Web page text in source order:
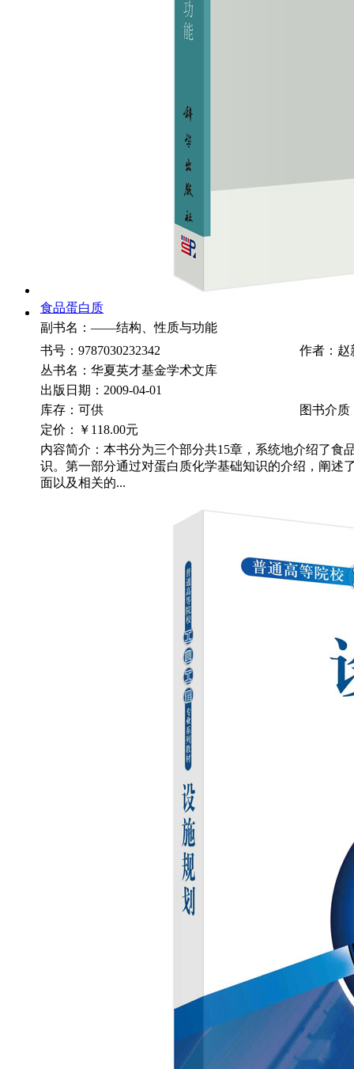
食品蛋白质
副书名：——结构、性质与功能
书号：9787030232342
作者：赵
丛书名：华夏英才基金学术文库
出版日期：2009-04-01
库存：可供
图书介质
定价：
￥118.00元
内容简介：本书分为三个部分共15章，系统地介绍了食
识。第一部分通过对蛋白质化学基础知识的介绍，阐述
面以及相关的...